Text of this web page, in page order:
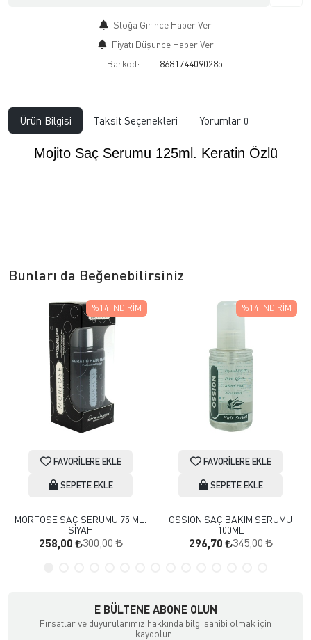
Stoğa Girince Haber Ver
Fiyatı Düşünce Haber Ver
Barkod:
8681744090285
Ürün Bilgisi Taksit Seçenekleri Yorumlar 0
Mojito Saç Serumu 125ml. Keratin Özlü
Bunları da Beğenebilirsiniz
FAVORILERE EKLE
SEPETE EKLE
MORFOSE SAÇ SERUMU 75 ML.
SİYAH
258,00 300,00
%14 İNDIRIM
FAVORILERE EKLE
SEPETE EKLE
OSSİON SAÇ BAKIM SERUMU
100ML
296,70 345,00
%14 İNDIRIM
E BÜLTENE ABONE OLUN
Fırsatlar ve duyurularımız hakkında bilgi sahibi olmak için
kaydolun!